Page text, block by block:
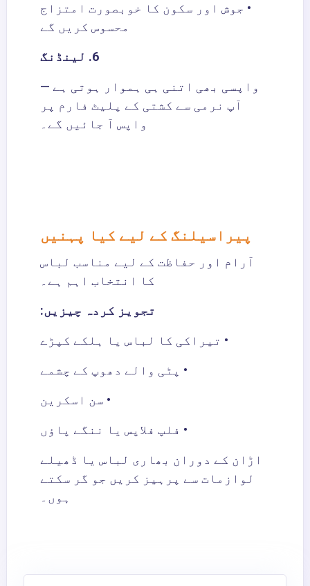
• جوش اور سکون کا خوبصورت امتزاج
محسوس کریں گے
6. لینڈنگ
واپسی بھی اتنی ہی ہموار ہوتی ہے —
آپ نرمی سے کشتی کے پلیٹ فارم پر
واپس آ جائیں گے۔
پیراسیلنگ کے لیے کیا پہنیں
آرام اور حفاظت کے لیے مناسب لباس
کا انتخاب اہم ہے۔
تجویز کردہ چیزیں:
• تیراکی کا لباس یا ہلکے کپڑے
• پٹی والے دھوپ کے چشمے
• سن اسکرین
• فلپ فلاپس یا ننگے پاؤں
اڑان کے دوران بھاری لباس یا ڈھیلے
لوازمات سے پرہیز کریں جو گر سکتے
ہوں۔